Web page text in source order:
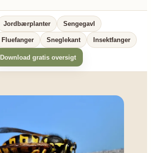
Jordbærplanter Sengegavl
Fluefanger Sneglekant Insektfanger
Download gratis oversigt